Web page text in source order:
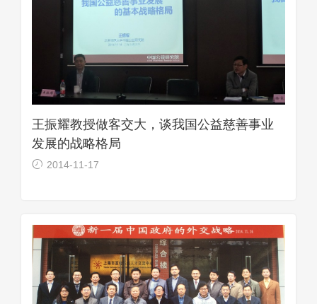
王振耀教授做客交大，谈我国公益慈善事业
发展的战略格局
2014-11-17